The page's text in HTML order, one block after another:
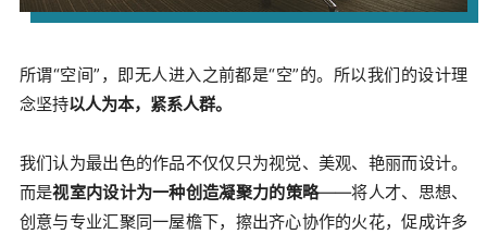
所谓“空间”，即无人进入之前都是“空”的。所以我们的设计理
念坚持以人为本，紧系人群。
我们认为最出色的作品不仅仅只为视觉、美观、艳丽而设计。
而是视室内设计为一种创造凝聚力的策略——将人才、思想、
创意与专业汇聚同一屋檐下，擦出齐心协作的火花，促成许多